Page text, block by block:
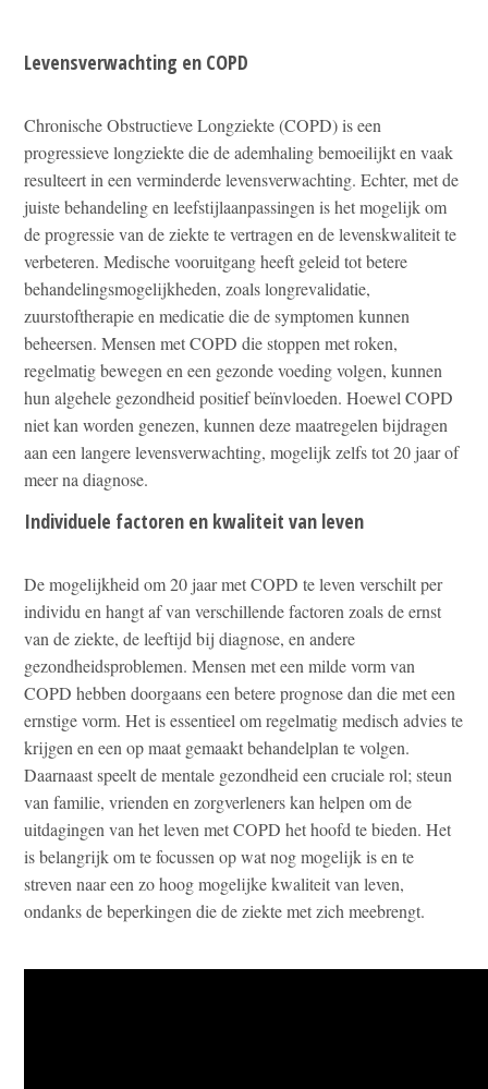
Levensverwachting en COPD
Chronische Obstructieve Longziekte (COPD) is een
progressieve longziekte die de ademhaling bemoeilijkt en vaak
resulteert in een verminderde levensverwachting. Echter, met de
juiste behandeling en leefstijlaanpassingen is het mogelijk om
de progressie van de ziekte te vertragen en de levenskwaliteit te
verbeteren. Medische vooruitgang heeft geleid tot betere
behandelingsmogelijkheden, zoals longrevalidatie,
zuurstoftherapie en medicatie die de symptomen kunnen
beheersen. Mensen met COPD die stoppen met roken,
regelmatig bewegen en een gezonde voeding volgen, kunnen
hun algehele gezondheid positief beïnvloeden. Hoewel COPD
niet kan worden genezen, kunnen deze maatregelen bijdragen
aan een langere levensverwachting, mogelijk zelfs tot 20 jaar of
meer na diagnose.
Individuele factoren en kwaliteit van leven
De mogelijkheid om 20 jaar met COPD te leven verschilt per
individu en hangt af van verschillende factoren zoals de ernst
van de ziekte, de leeftijd bij diagnose, en andere
gezondheidsproblemen. Mensen met een milde vorm van
COPD hebben doorgaans een betere prognose dan die met een
ernstige vorm. Het is essentieel om regelmatig medisch advies te
krijgen en een op maat gemaakt behandelplan te volgen.
Daarnaast speelt de mentale gezondheid een cruciale rol; steun
van familie, vrienden en zorgverleners kan helpen om de
uitdagingen van het leven met COPD het hoofd te bieden. Het
is belangrijk om te focussen op wat nog mogelijk is en te
streven naar een zo hoog mogelijke kwaliteit van leven,
ondanks de beperkingen die de ziekte met zich meebrengt.